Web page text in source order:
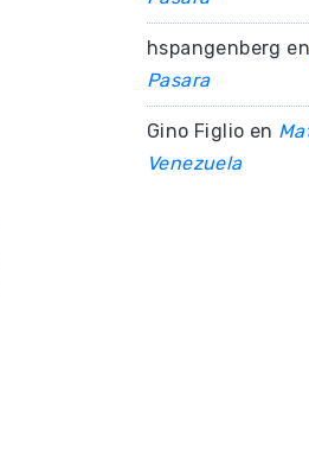
hspangenberg en
Pasara
Gino Figlio en
Venezuela